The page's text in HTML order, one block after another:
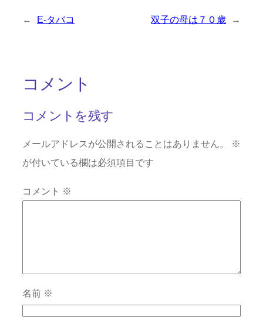
← E-タバコ 双子の母は７０歳 →
コメント
コメントを残す
メールアドレスが公開されることはありません。
※
が付いている欄は必須項目です
コメント ※
名前 ※